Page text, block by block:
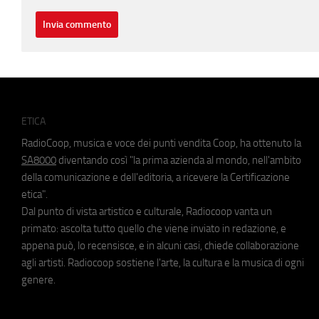
ETICA
RadioCoop, musica e voce dei punti vendita Coop, ha ottenuto la
SA8000 diventando così "la prima azienda al mondo, nell'ambito
della comunicazione e dell'editoria, a ricevere la Certificazione
etica".
Dal punto di vista artistico e culturale, Radiocoop vanta un
primato: ascolta tutto quello che viene inviato in redazione, e
appena può, lo recensisce, e in alcuni casi, chiede collaborazione
agli artisti. Radiocoop sostiene l'arte, la cultura e la musica di ogni
genere.